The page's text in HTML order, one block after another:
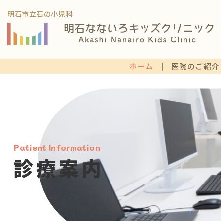
明石市立石の小児科
ホーム 医院のご紹介
診療案内